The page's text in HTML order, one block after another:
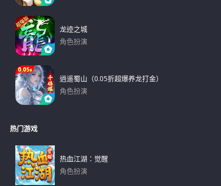
龙迹之城
角色扮演
逍遥蜀山（0.05折超爆养龙打金）
角色扮演
热门游戏
热血江湖：觉醒
角色扮演